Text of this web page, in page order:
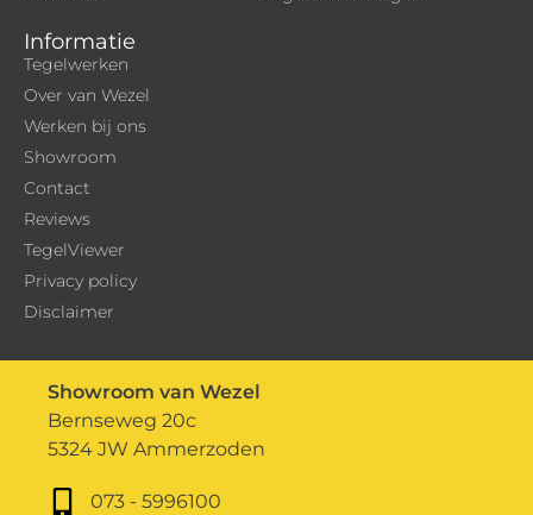
Informatie
Tegelwerken
Over van Wezel
Werken bij ons
Showroom
Contact
Reviews
TegelViewer
Privacy policy
Disclaimer
Showroom van Wezel
Bernseweg 20c
5324 JW Ammerzoden
073 - 5996100